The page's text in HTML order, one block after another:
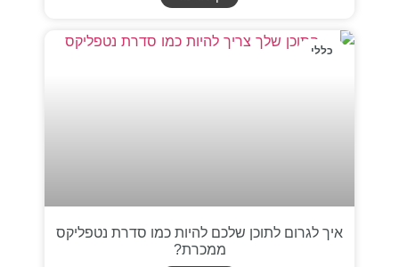
כללי
איך לגרום לתוכן שלכם להיות כמו סדרת נטפליקס
ממכרת?